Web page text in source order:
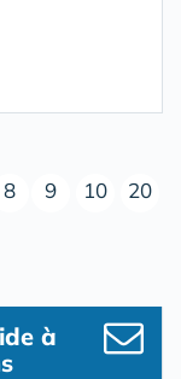
8 9 10
20
à